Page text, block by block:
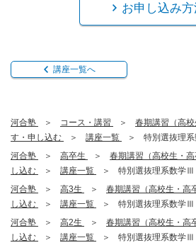
お申し込み
講座一覧へ
河合塾 コース・講習 春期講習（高校
す・申し込む
講座一覧
特別選抜理
河合塾
高卒生 春期講習（高校生・高
し込む
講座一覧
特別選抜理系数学Ⅲ
河合塾
高3生 春期講習（高校生・高
し込む
講座一覧
特別選抜理系数学Ⅲ
河合塾
高2生 春期講習（高校生・高
し込む
講座一覧
特別選抜理系数学Ⅲ